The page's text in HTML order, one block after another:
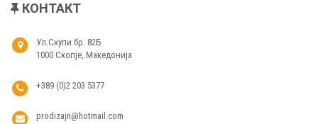
КОНТАКТ
Ул.Скупи бр. 82Б
1000 Скопје, Македонија
+389 (0)2 203 5377
prodizajn@hotmail.com